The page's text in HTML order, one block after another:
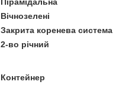
Вічнозелені
Закрита коренева система
2-во річний
Контейнер